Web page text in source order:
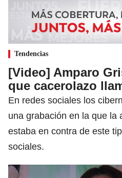
Tendencias
[Video] Amparo
que cacerolazo
En redes sociales los
una grabación en la que la
estaba en contra de este
sociales.